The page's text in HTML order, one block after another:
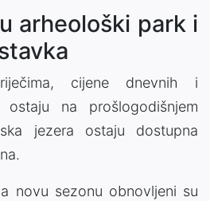
arheološki park i
cijene dnevnih i
ostaju na prošlogodišnjem
jezera ostaju dostupna
novu sezonu obnovljeni su